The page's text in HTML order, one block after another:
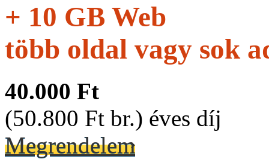
+ 10 GB Web
több oldal vagy sok
40.000 Ft
(50.800 Ft br.) éves díj
Megrendelem